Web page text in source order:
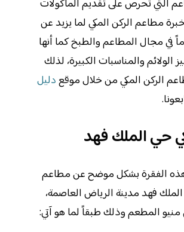
التي تحرص على تقديم المأكولات
مطاعم الركن المكي لما يزيد عن
مجال المطاعم والطبخ كما أنها
الولائم والمناسبات الكبيرة، لذلك
الركن المكي من خلال موقعدليل
حي الملك فهد
الفقرة بشكل موضح عن مطاعم
فهد مدينة الرياض العاصمة،
المطعم وذلك طبقاً لما هو آتي: